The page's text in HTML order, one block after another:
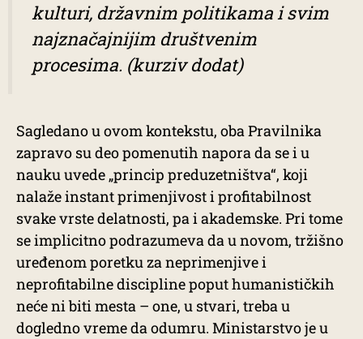
kulturi, državnim politikama i svim
najznačajnijim društvenim
procesima. (kurziv dodat)
Sagledano u ovom kontekstu, oba Pravilnika
zapravo su deo pomenutih napora da se i u
nauku uvede „princip preduzetništva“, koji
nalaže instant primenjivost i profitabilnost
svake vrste delatnosti, pa i akademske. Pri tome
se implicitno podrazumeva da u novom, tržišno
uređenom poretku za neprimenjive i
neprofitabilne discipline poput humanističkih
neće ni biti mesta – one, u stvari, treba u
dogledno vreme da odumru. Ministarstvo je u